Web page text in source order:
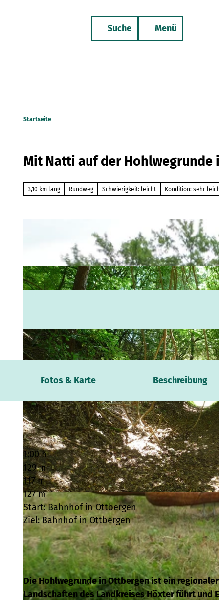
Suche Menü
Webcam
Startseite
Mit Natti auf der Hohlwegrunde
3,10 km lang Rundweg Schwierigkeit: leicht Kondition: sehr
© Naturpark Teutoburger Wald / Eggegebirge |CC-BY-SA
Fotos & Karte Beschreibung
1:00 h
129 m
117 m
127 m
Start: Bahnhof in Ottbergen
Ziel: Bahnhof in Ottbergen
Die Hohlwegrunde in Ottbergen ist ein
Landschaften des Landkreises Höxter führt und